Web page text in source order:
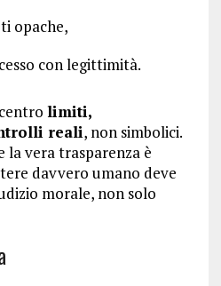
opache,
con legittimità.
limiti,
reali, non simbolici.
la vera trasparenza è
davvero umano deve
morale, non solo